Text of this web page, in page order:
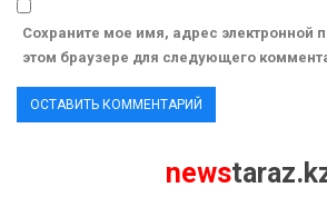
Сохраните мое имя, адрес электронной
этом браузере для следующего
news